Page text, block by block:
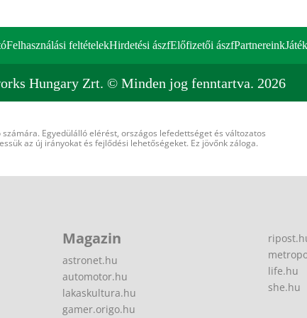
Felhasználási feltételekHirdetési ászfElőfizetői ászfPartnereink
Hungary Zrt. © Minden jog fenntartva. 2026
Egyedülálló elérést, országos lefedettséget és változatos
az új irányokat és fejlődési lehetőségeket. Ez jövőnk záloga.
Magazin
astronet.hu
automotor.hu
lakaskultura.hu
gamer.origo.hu
life.hu
she.hu